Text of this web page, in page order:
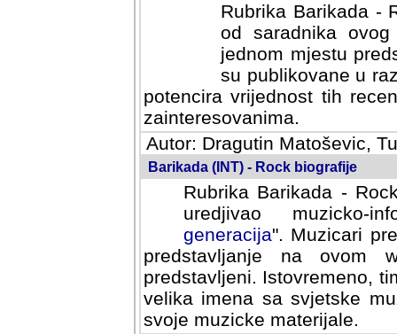
Rubrika Barikada -
od saradnika
jednom mjestu
su publikovane u
potencira vrijednost tih
zainteresovanima.
Autor: Dragutin Matoševic,
Barikada (INT) - Rock biografije
Rubrika Barikada -
uredjivao muzicko-
Muzicari predstavljeni u
na ovom web portalu
Istovremeno, tim nacinom
sa svjetske muzicke scene
materijale.